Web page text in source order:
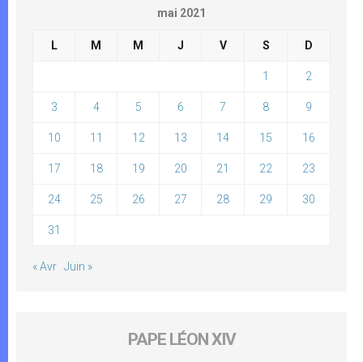
mai 2021
L M M J V S D
1 2
3 4 5 6 7 8 9
10 11 12 13 14 15 16
17 18 19 20 21 22 23
24 25 26 27 28 29 30
31
« Avr Juin »
PAPE LÉON XIV